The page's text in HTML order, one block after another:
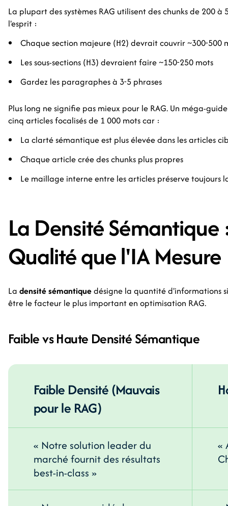
La plupart des systèmes RAG utilisent des chunks de 200
l'esprit :
Chaque section majeure (H2) devrait couvrir ~300-500
Les sous-sections (H3) devraient faire ~150-250 mots
Gardez les paragraphes à 3-5 phrases
Plus long ne signifie pas mieux pour le RAG. Un méga-
cinq articles focalisés de 1 000 mots car :
La clarté sémantique est plus élevée dans les articles
Chaque article crée des chunks plus propres
Le maillage interne entre les articles préserve toujours
La Densité
Qualité que l'IA Mesure
La densité sémantiquedésigne la quantité d'informations
être le facteur le plus important en optimisation RAG.
Faible vs Haute Densité Sémantique
Faible Densité (Mauvais
pour le RAG)
« Notre solution leader du
marché fournit des résultats
best-in-class »
«